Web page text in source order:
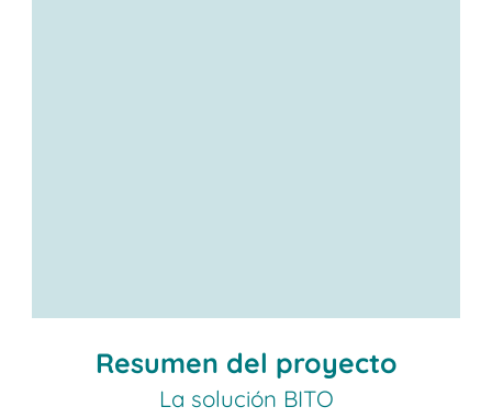
Resumen del proyecto
La solución BITO